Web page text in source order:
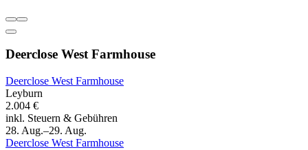
Deerclose West Farmhouse
Deerclose West Farmhouse
Leyburn
2.004 €
inkl. Steuern & Gebühren
28. Aug.–29. Aug.
Deerclose West Farmhouse